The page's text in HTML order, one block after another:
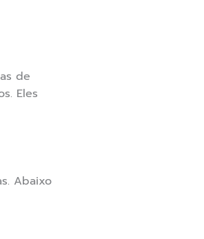
de
Eles
Abaixo